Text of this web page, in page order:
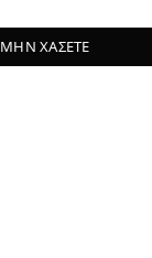
ΜΗΝ ΧΆΣΕΤΕ